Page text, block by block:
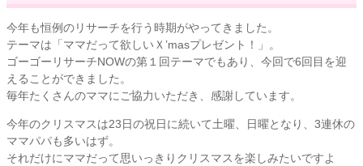
今年も恒例のリサーチを行う時期がやってきました。
テーマは「ママだって欲しいＸ’masプレゼント！」。
ゴーゴーリサーチNOWの第１回テーマでもあり、今回で6回目を迎
えることができました。
毎年たくさんのママにご協力いただき、感謝しています。
今年のクリスマスは23日の祝日に続いて土曜、日曜となり、3連休の
ママパパも多いはず。
それだけにママだって思いっきりクリスマスを楽しみたいですよ